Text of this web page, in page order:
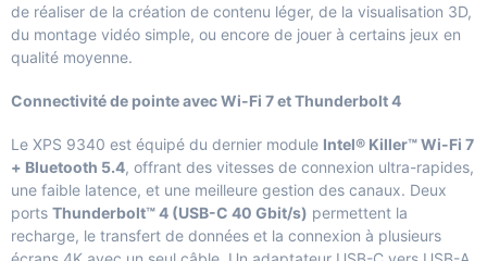
de réaliser de la création de contenu léger, de la visualisation 3D,
du montage vidéo simple, ou encore de jouer à certains jeux en
qualité moyenne.
Connectivité de pointe avec Wi-Fi 7 et Thunderbolt 4
Le XPS 9340 est équipé du dernier module Intel® Killer™ Wi-Fi 7
+ Bluetooth 5.4, offrant des vitesses de connexion ultra-rapides,
une faible latence, et une meilleure gestion des canaux. Deux
ports Thunderbolt™ 4 (USB-C 40 Gbit/s) permettent la
recharge, le transfert de données et la connexion à plusieurs